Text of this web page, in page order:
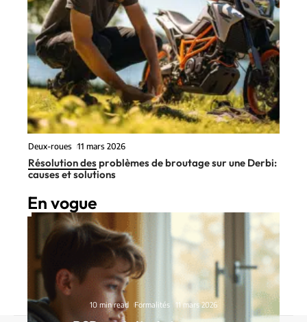
Deux-roues 11 mars 2026
Résolution des problèmes de broutage sur une Derbi:
causes et solutions
En vogue
10 min read Formalités 11 mars 2026